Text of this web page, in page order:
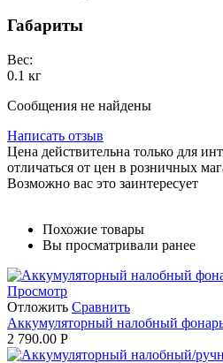
Габариты
Вес:
0.1 кг
Сообщения не найдены
Написать отзыв
Цена действительна только для
отличаться от цен в розничных
Возможно вас это заинтересует
Похожие товары
Вы просматривали ранее
Просмотр
Отложить Сравнить
Аккумуляторный налобный
2 790.00 Р